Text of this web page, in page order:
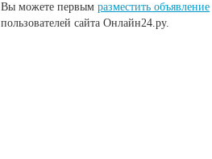
Вы можете первым разместить объявление
пользователей сайта Онлайн24.ру.